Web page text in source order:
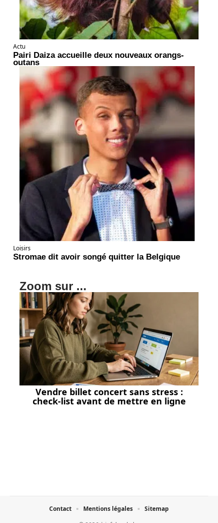
Actu
Pairi Daiza accueille deux nouveaux orangs-
outans
Loisirs
Stromae dit avoir songé quitter la Belgique
Zoom sur ...
Vendre billet concert sans stress :
check-list avant de mettre en ligne
Contact Mentions légales Sitemap